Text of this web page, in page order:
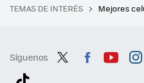
TEMAS DE INTERÉS Mejores
Síguenos